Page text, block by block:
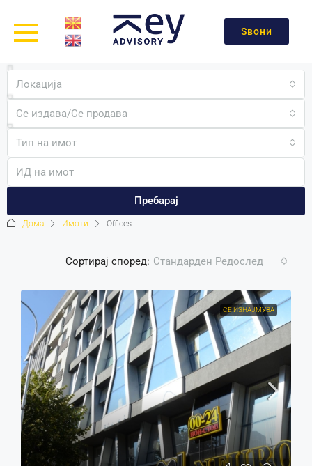
Ѕвони
Локација
Се издава/Се продава
Тип на имот
Пребарај
Дома Имоти Offices
Сортирај според: Стандарден Редослед
СЕ ИЗНАЈМУВА